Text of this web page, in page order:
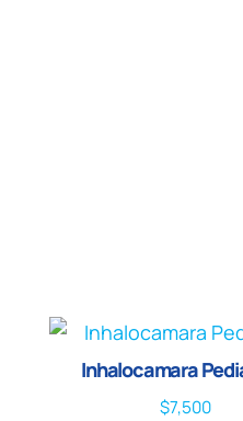
Inhalocamara
$7,500